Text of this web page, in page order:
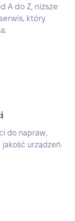
A do Z, niższe
który
do napraw,
urządzeń.